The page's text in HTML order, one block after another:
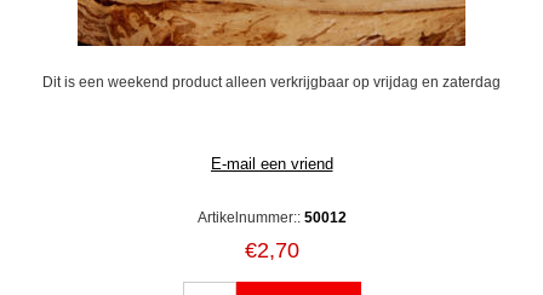
Dit is een weekend product alleen verkrijgbaar op vrijdag en zaterdag
Artikelnummer:: 50012
€2,70